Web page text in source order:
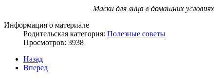
Маски для лица в домашних условиях
Информация о материале
Родительская категория: Полезные советы
Просмотров: 3938
Назад
Вперед